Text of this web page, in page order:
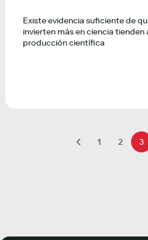
Existe evidencia suficiente de
invierten más en ciencia tienden
producción científica
1 2 3